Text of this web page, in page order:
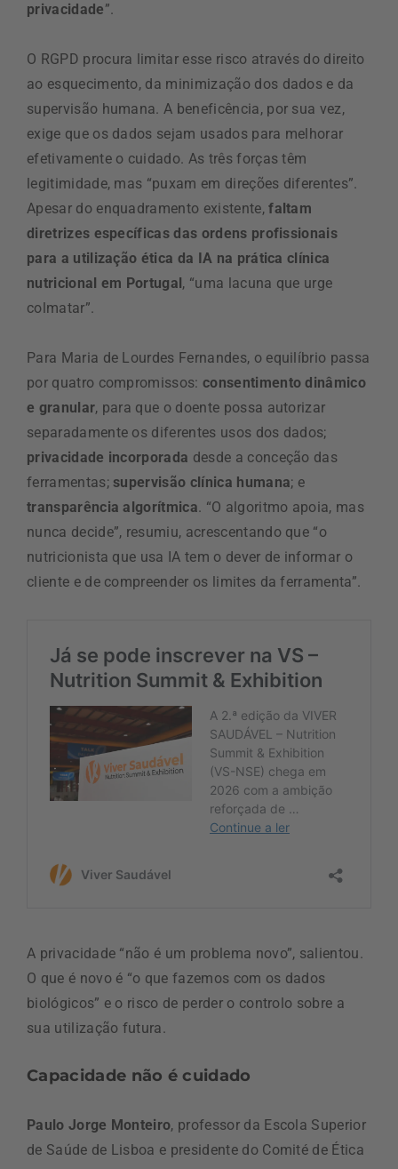
privacidade”.
O RGPD procura limitar esse risco através do direito
ao esquecimento, da minimização dos dados e da
supervisão humana. A beneficência, por sua vez,
exige que os dados sejam usados para melhorar
efetivamente o cuidado. As três forças têm
legitimidade, mas “puxam em direções diferentes”.
Apesar do enquadramento existente,faltam
diretrizes específicas das ordens profissionais
para a utilização ética da IA na prática clínica
nutricional em Portugal , “uma lacuna que urge
colmatar”.
Para Maria de Lourdes Fernandes, o equilíbrio passa
por quatro compromissos:consentimento dinâmico
e granular, para que o doente possa autorizar
separadamente os diferentes usos dos dados;
privacidade incorporada desde a conceção das
ferramentas;supervisão clínica humana; e
transparência algorítmica. “O algoritmo apoia, mas
nunca decide”, resumiu, acrescentando que “o
nutricionista que usa IA tem o dever de informar o
cliente e de compreender os limites da ferramenta”.
A privacidade “não é um problema novo”, salientou.
O que é novo é “o que fazemos com os dados
biológicos” e o risco de perder o controlo sobre a
sua utilização futura.
Capacidade não é cuidado
Paulo Jorge Monteiro, professor da Escola Superior
de Saúde de Lisboa e presidente do Comité de Ética